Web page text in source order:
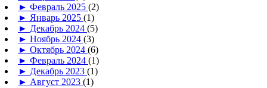
► Февраль 2025 (2)
► Январь 2025 (1)
► Декабрь 2024 (5)
► Ноябрь 2024 (3)
► Октябрь 2024 (6)
► Февраль 2024 (1)
► Декабрь 2023 (1)
► Август 2023 (1)